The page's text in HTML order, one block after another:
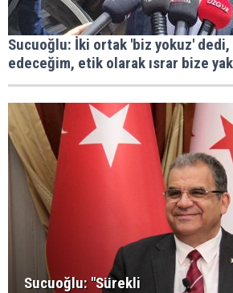
Sucuoğlu: İki ortak 'biz yokuz'
edeceğim, etik olarak ısrar bize
Sucuoğlu: "Sürekli